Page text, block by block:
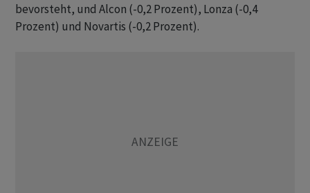
bevorsteht, und Alcon (-0,2 Prozent), Lonza (-0,4
Prozent) und Novartis (-0,2 Prozent).